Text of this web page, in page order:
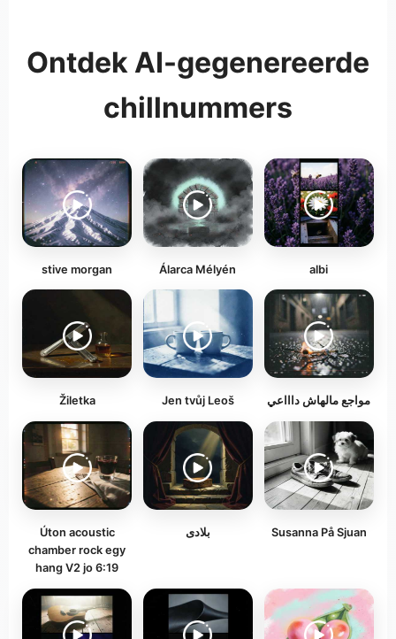
Ontdek AI-gegenereerde
chillnummers
stive morgan Álarca Mélyén albi
Žiletka Jen tvůj Leoš مواجع مالهاش داااعي
Úton acoustic
chamber rock egy
hang V2 jo 6:19
بلادى Susanna På Sjuan